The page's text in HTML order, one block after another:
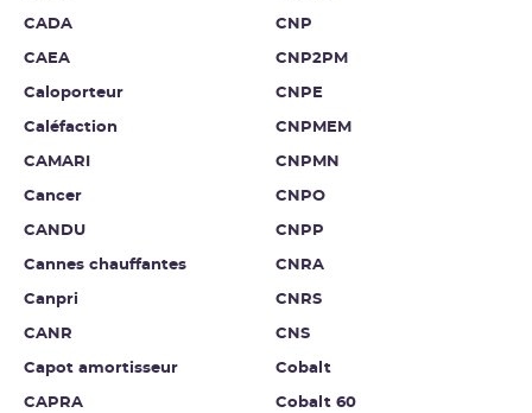
CADA
CAEA
Caloporteur
Caléfaction
CAMARI
Cancer
CANDU
Cannes chauffantes
Canpri
CANR
Capot amortisseur
CAPRA
CNP
CNP2PM
CNPE
CNPMEM
CNPMN
CNPO
CNPP
CNRA
CNRS
CNS
Cobalt
Cobalt 60